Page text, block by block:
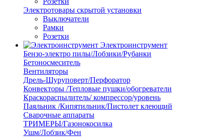
Электротовары скрытой установки
Выключатели
Рамки
Розетки
Электроинструмент
Бензо-электро пилы/Лобзики/Рубанки
Бетоносмеситель
Вентиляторы
Дрель-Шуруповерт/Перфоратор
Конвекторы /Тепловые пушки/обогреватели
Краскораспылитель/ компрессор/уровень
Паяльник /Кипятильник/Пистолет клеющий
Сварочные аппараты
ТРИМЕРЫ/Газонокосилка
Ушм/Лобзик/Фен